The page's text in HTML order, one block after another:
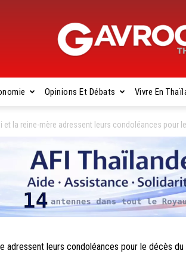
Gavroche
Thaïlande
Opinions Et Débats Vivre En
et la reine-mère adressent leurs condoléances pour
adressent leurs condoléances pour le décès